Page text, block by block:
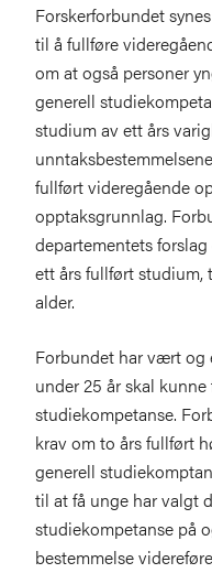
Forskerforbundet
til å fullføre
om at også personer
generell
studium av ett års
fullført videregående
opptaksgrunnlag.
departementets
ett års fullført studium,
alder.
Forbundet har vært og
under 25 år skal
studiekompetanse.
krav om to års fullført
generell
til at få unge har valgt
studiekompetanse på
bestemmelse